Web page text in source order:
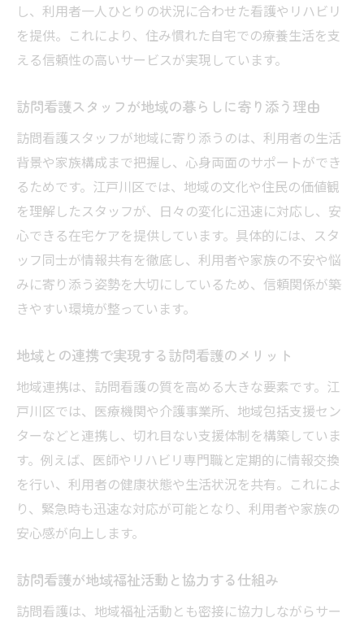
し、利用者一人ひとりの状況に合わせた看護やリハビリ
を提供。これにより、住み慣れた自宅での療養生活を支
える信頼性の高いサービスが実現しています。
訪問看護スタッフが地域の暮らしに寄り添う理由
訪問看護スタッフが地域に寄り添うのは、利用者の生活
背景や家族構成まで把握し、心身両面のサポートができ
るためです。江戸川区では、地域の文化や住民の価値観
を理解したスタッフが、日々の変化に迅速に対応し、安
心できる在宅ケアを提供しています。具体的には、スタ
ッフ同士が情報共有を徹底し、利用者や家族の不安や悩
みに寄り添う姿勢を大切にしているため、信頼関係が築
きやすい環境が整っています。
地域との連携で実現する訪問看護のメリット
地域連携は、訪問看護の質を高める大きな要素です。江
戸川区では、医療機関や介護事業所、地域包括支援セン
ターなどと連携し、切れ目ない支援体制を構築していま
す。例えば、医師やリハビリ専門職と定期的に情報交換
を行い、利用者の健康状態や生活状況を共有。これによ
り、緊急時も迅速な対応が可能となり、利用者や家族の
安心感が向上します。
訪問看護が地域福祉活動と協力する仕組み
訪問看護は、地域福祉活動とも密接に協力しながらサー